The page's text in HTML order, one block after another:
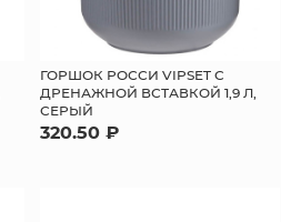
ГОРШОК РОССИ VIPSET С
ДРЕНАЖНОЙ ВСТАВКОЙ 1,9 Л,
СЕРЫЙ
320.50 ₽